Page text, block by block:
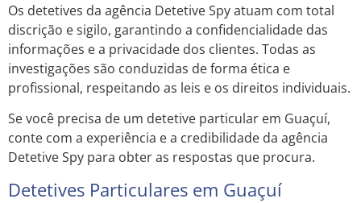
Os detetives da agência Detetive Spy atuam com total
discrição e sigilo, garantindo a confidencialidade das
informações e a privacidade dos clientes. Todas as
investigações são conduzidas de forma ética e
profissional, respeitando as leis e os direitos individuais.
Se você precisa de um detetive particular em Guaçuí,
conte com a experiência e a credibilidade da agência
Detetive Spy para obter as respostas que procura.
Detetives Particulares em Guaçuí